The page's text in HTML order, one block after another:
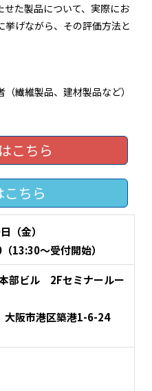
た製品について、実際にお
げながら、その評価方法と
繊維製品、建材製品など）
こちら
ちら
（金）
13:30～受付開始）
部ビル 2Fセミナールー
阪市港区築港1-6-24